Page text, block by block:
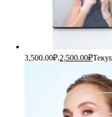
3,500.00₽.2,500.00₽